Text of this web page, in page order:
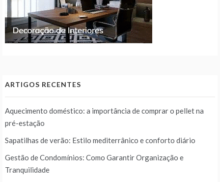
ARTIGOS RECENTES
Aquecimento doméstico: a importância de comprar o pellet na
pré-estação
Sapatilhas de verão: Estilo mediterrânico e conforto diário
Gestão de Condomínios: Como Garantir Organização e
Tranquilidade